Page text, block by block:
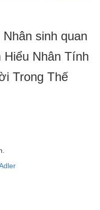
sinh quan
Nhân Tính
Trong Thế